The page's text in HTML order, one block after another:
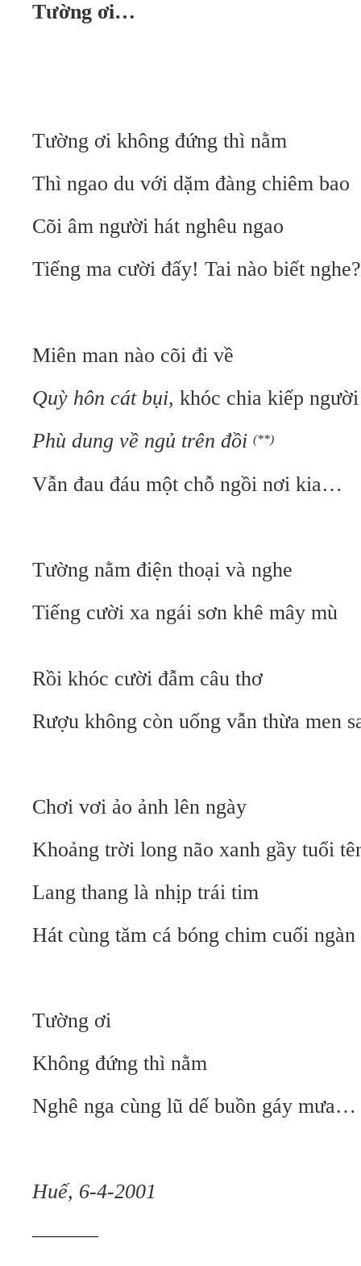
Tường ơi…
Tường ơi không đứng thì nằm
Thì ngao du với dặm đàng chiêm bao
Cõi âm người hát nghêu ngao
Tiếng ma cười đấy! Tai nào biết nghe?
Miên man nào cõi đi về
Quỳ hôn cát bụi, khóc chia kiếp người
Phù dung về ngủ trên đồi (**)
Vẫn đau đáu một chỗ ngồi nơi kia…
Tường nằm điện thoại và nghe
Tiếng cười xa ngái sơn
Rồi khóc cười đẫm câu thơ
Rượu không còn uống vẫn thừa men
Chơi vơi ảo ảnh lên ngày
Khoảng trời long não xanh gầy tuổi
Lang thang là nhịp trái tim
Hát cùng tăm cá bóng chim cuối ngàn
Tường ơi
Không đứng thì nằm
Nghê nga cùng lũ dế buồn gáy mưa…
Huế, 6-4-2001
———–